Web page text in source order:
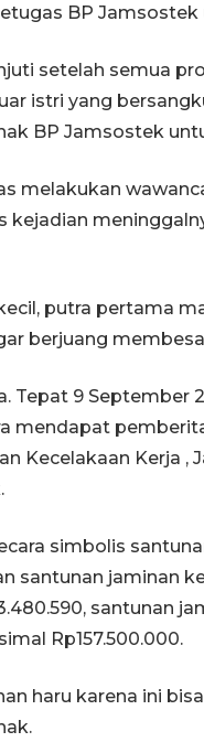
BP
setelah semua
istri yang
BP Jamsostek
melakukan
putra pertama
berjuang
Tepat 9 September
mendapat
Kecelakaan Kerja ,
simbolis
santunan jaminan
santunan
Rp157.500.000.
haru karena ini